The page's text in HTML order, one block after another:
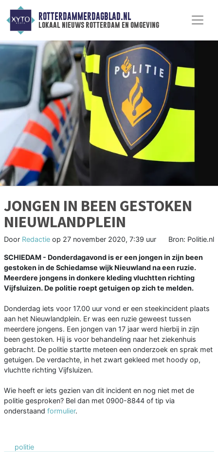
ROTTERDAMMERDAGBLAD.NL
lokaal nieuws rotterdam en omgeving
JONGEN IN BEEN GESTOKEN
NIEUWLANDPLEIN
Door Redactie op 27 november 2020, 7:39 uur Bron: Politie.nl
SCHIEDAM - Donderdagavond is er een jongen in zijn been
gestoken in de Schiedamse wijk Nieuwland na een ruzie.
Meerdere jongens in donkere kleding vluchtten richting
Vijfsluizen. De politie roept getuigen op zich te melden.
Donderdag iets voor 17.00 uur vond er een steekincident plaats
aan het Nieuwlandplein. Er was een ruzie geweest tussen
meerdere jongens. Een jongen van 17 jaar werd hierbij in zijn
been gestoken. Hij is voor behandeling naar het ziekenhuis
gebracht. De politie startte meteen een onderzoek en sprak met
getuigen. De verdachte, in het zwart gekleed met hoody op,
vluchtte richting Vijfsluizen.
Wie heeft er iets gezien van dit incident en nog niet met de
politie gesproken? Bel dan met 0900-8844 of tip via
onderstaand formulier.
politie